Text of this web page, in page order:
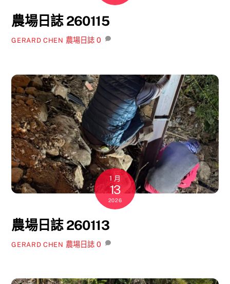
農場日誌 260115
GERARD CHEN 農場日誌 0
1 月
13
2026
農場日誌 260113
GERARD CHEN 農場日誌 0